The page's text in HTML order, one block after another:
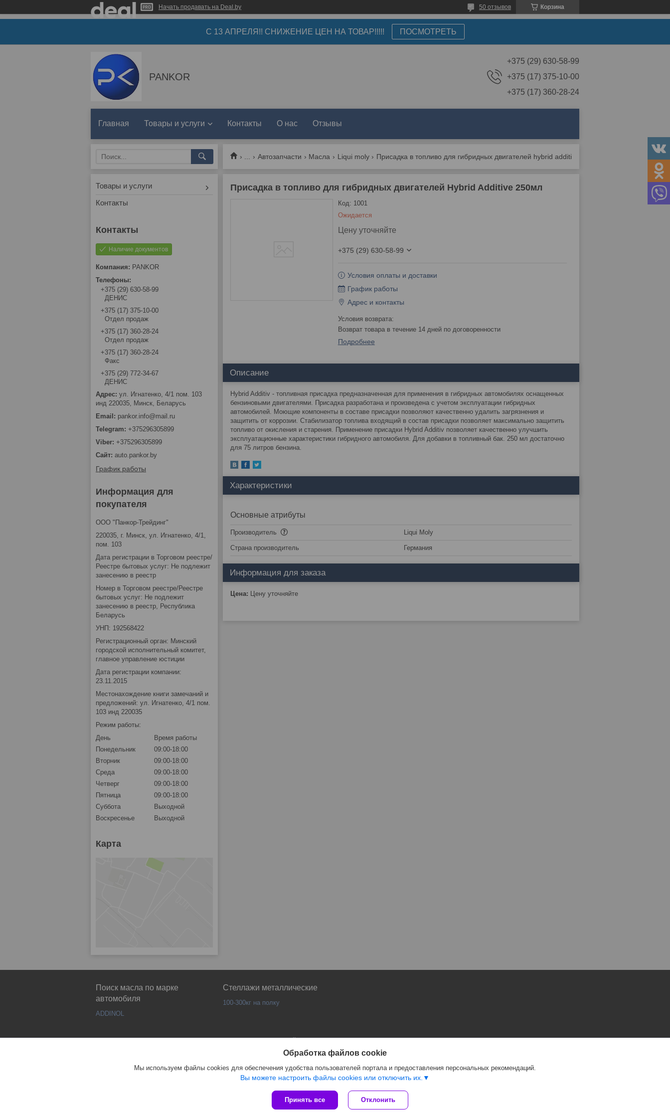
Начать продавать на Deal.by Корзина
50 отзывов
С 13 АПРЕЛЯ!! СНИЖЕНИЕ ЦЕН НА ТОВАР!!!!! ПОСМОТРЕТЬ
PANKOR
+375 (29) 630-58-99
+375 (17) 375-10-00
+375 (17) 360-28-24
Главная Товары и услуги Контакты О нас Отзывы
Автозапчасти Масла Liqui moly
Присадка в топливо для гибридных двигателей Hybrid Additive 250мл
Ожидается
Код: 1001
Цену уточняйте
+375 (29) 630-58-99
Условия оплаты и доставки
График работы
Адрес и контакты
возврат товара в течение 14 дней по договоренности
Подробнее
Описание
Hybrid Additiv - топливная присадка предназначенная для применения в гибридных автомобилях оснащенных
бензиновыми двигателями. Присадка разработана и произведена с учетом эксплуатации гибридных
автомобилей. Моющие компоненты в составе присадки позволяют качественно удалить загрязнения и
защитить от коррозии. Стабилизатор топлива входящий в состав присадки позволяет максимально защитить
топливо от окисления и старения. Применение присадки Hybrid Additiv позволяет качественно улучшить
эксплуатационные характеристики гибридного автомобиля. Для добавки в топливный бак. 250 мл достаточно
для 75 литров бензина.
Характеристики
Основные атрибуты
Производитель Liqui Moly
Страна производитель Германия
Информация для заказа
Цена: Цену уточняйте
Товары и услуги
Контакты
Наличие документов
PANKOR
+375 (29) 630-58-99
ДЕНИС
+375 (17) 375-10-00
Отдел продаж
+375 (17) 360-28-24
Отдел продаж
+375 (17) 360-28-24
Факс
+375 (29) 772-34-67
ДЕНИС
ул. Игнатенко, 4/1 пом. 103
инд 220035, Минск, Беларусь
pankor.info@mail.ru
+375296305899
+375296305899
auto.pankor.by
График работы
Информация для
покупателя
ООО "Панкор-Трейдинг"
220035, г. Минск, ул. Игнатенко, 4/1,
пом. 103
Дата регистрации в Торговом реестре/
Реестре бытовых услуг: Не подлежит
занесению в реестр
Номер в Торговом реестре/Реестре
бытовых услуг: Не подлежит
занесению в реестр, Республика
Беларусь
УНП: 192568422
Регистрационный орган: Минский
городской исполнительный комитет,
главное управление юстиции
Дата регистрации компании:
23.11.2015
Местонахождение книги замечаний и
предложений: ул. Игнатенко, 4/1 пом.
103 инд 220035
Режим работы:
День
Время работы
Понедельник
09:00-18:00
Вторник
09:00-18:00
Среда
09:00-18:00
Четверг
09:00-18:00
Пятница
09:00-18:00
Суббота
Выходной
Воскресенье
Выходной
Карта
Поиск масла по марке
автомобиля
ADDINOL
Стеллажи металлические
100-300кг на полку
Сайт создан на платформе Deal.by
Политика обработки файлов cookies
Обработка файлов cookie
Мы используем файлы cookies для обеспечения удобства пользователей портала и предоставления персональных рекомендаций.
Вы можете настроить файлы cookies или отключить их.
Принять все Отклонить
PANKOR |
Пожаловаться на контент
Select Language ▼